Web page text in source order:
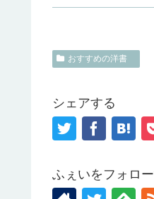
おすすめの洋書
シェアする
ふぇいをフォロ